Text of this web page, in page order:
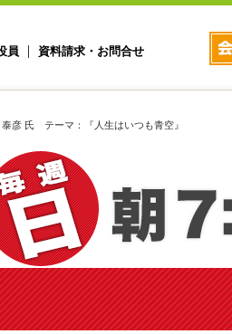
員 資料請求・お問合せ
彦 氏 テーマ：『人生はいつも青空』